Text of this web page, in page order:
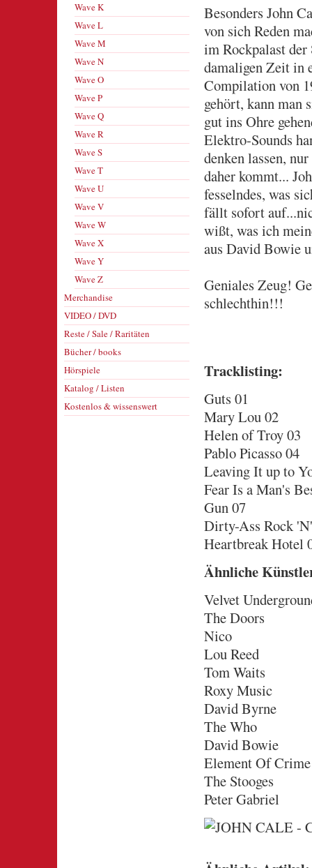
Wave K
Wave L
Wave M
Wave N
Wave O
Wave P
Wave Q
Wave R
Wave S
Wave T
Wave U
Wave V
Wave W
Wave X
Wave Y
Wave Z
Merchandise
VIDEO / DVD
Reste / Sale / Raritäten
Bücher / books
Hörspiele
Katalog / Listen
Kostenlos & wissenswert
Besonders John
von sich Reden
im Rockpalast der
damaligen Zeit in
Compilation von
gehört, kann man
gut ins Ohre
Elektro-Sounds
denken lassen,
daher kommt...
fesselndes, was
fällt sofort
wißt, was ich
aus David Bowie
Geniales Zeug!
schlechthin!!!
Tracklisting:
Guts 01
Mary Lou 02
Helen of Troy 03
Pablo Picasso 04
Leaving It up to
Fear Is a Man's
Gun 07
Dirty-Ass Rock
Heartbreak Hotel
Ähnliche
Velvet
The Doors
Nico
Lou Reed
Tom Waits
Roxy Music
David Byrne
The Who
David Bowie
Element Of Crime
The Stooges
Peter Gabriel